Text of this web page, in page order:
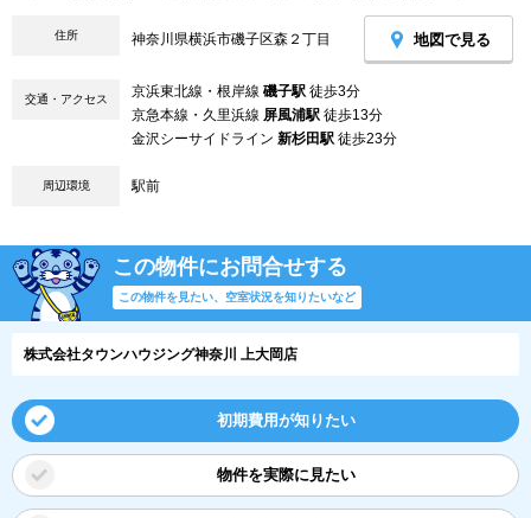
住所 神奈川県横浜市磯子区森２丁目 地図で見る
交通・アクセス 京浜東北線・根岸線 磯子駅 徒歩3分
京急本線・久里浜線 屏風浦駅 徒歩13分
金沢シーサイドライン 新杉田駅 徒歩23分
周辺環境 駅前
この物件にお問合せする
この物件を見たい、空室状況を知りたいなど
株式会社タウンハウジング神奈川 上大岡店
初期費用が知りたい
物件を実際に見たい